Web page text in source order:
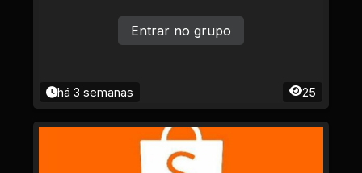
há 3 semanas 25
Entrar no grupo